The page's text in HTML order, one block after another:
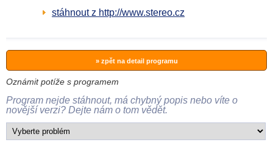
stáhnout z http://www.stereo.cz
» zpět na detail programu
Oznámit potíže s programem
Program nejde stáhnout, má chybný popis nebo víte o
novější verzi? Dejte nám o tom vědět.